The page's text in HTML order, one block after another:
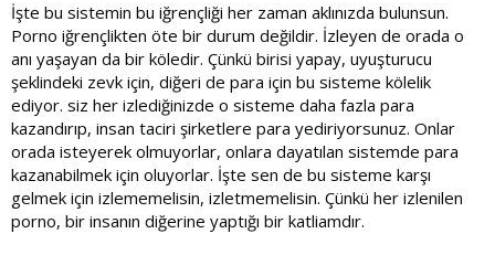
İşte bu sistemin bu iğrençliği her zaman aklınızda bulunsun.
Porno iğrençlikten öte bir durum değildir. İzleyen de orada o
anı yaşayan da bir köledir. Çünkü birisi yapay, uyuşturucu
şeklindeki zevk için, diğeri de para için bu sisteme kölelik
ediyor. siz her izlediğinizde o sisteme daha fazla para
kazandırıp, insan taciri şirketlere para yediriyorsunuz. Onlar
orada isteyerek olmuyorlar, onlara dayatılan sistemde para
kazanabilmek için oluyorlar. İşte sen de bu sisteme karşı
gelmek için izlememelisin, izletmemelisin. Çünkü her izlenilen
porno, bir insanın diğerine yaptığı bir katliamdır.